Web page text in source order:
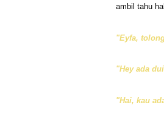
ambil tahu
"Eyfa,
"Hey ada
"Hai, kau